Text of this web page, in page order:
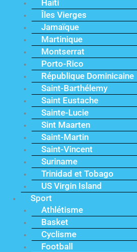
Haïti
Îles Vierges
Jamaïque
Martinique
Montserrat
Porto-Rico
République Dominicaine
Saint-Barthélemy
Saint Eustache
Sainte-Lucie
Sint Maarten
Saint-Martin
Saint-Vincent
Suriname
Trinidad et Tobago
US Virgin Island
Sport
Athlétisme
Basket
Cyclisme
Football